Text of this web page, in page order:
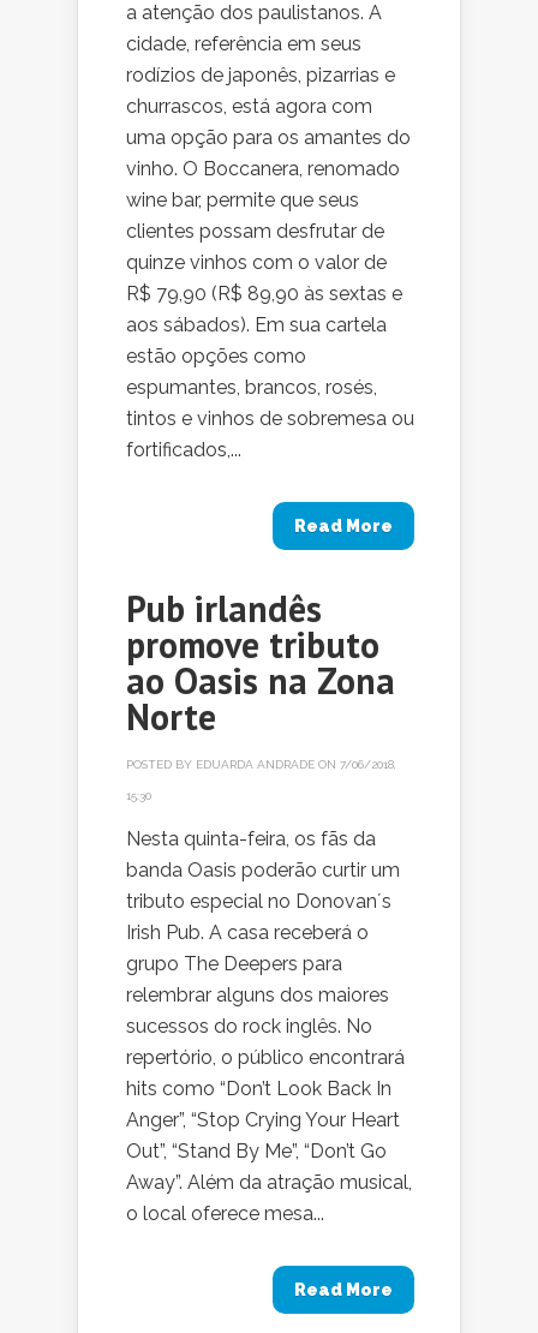
a atenção dos paulistanos. A
cidade, referência em seus
rodízios de japonês, pizarrias e
churrascos, está agora com
uma opção para os amantes do
vinho. O Boccanera, renomado
wine bar, permite que seus
clientes possam desfrutar de
quinze vinhos com o valor de
R$ 79,90 (R$ 89,90 às sextas e
aos sábados). Em sua cartela
estão opções como
espumantes, brancos, rosés,
tintos e vinhos de sobremesa ou
fortificados,...
Read More
Pub irlandês
promove tributo
ao Oasis na Zona
Norte
POSTED BY EDUARDA ANDRADE ON 7/06/2018,
15:30
Nesta quinta-feira, os fãs da
banda Oasis poderão curtir um
tributo especial no Donovan´s
Irish Pub. A casa receberá o
grupo The Deepers para
relembrar alguns dos maiores
sucessos do rock inglês. No
repertório, o público encontrará
hits como “Don’t Look Back In
Anger”, “Stop Crying Your Heart
Out”, “Stand By Me”, “Don’t Go
Away”. Além da atração musical,
o local oferece mesa...
Read More